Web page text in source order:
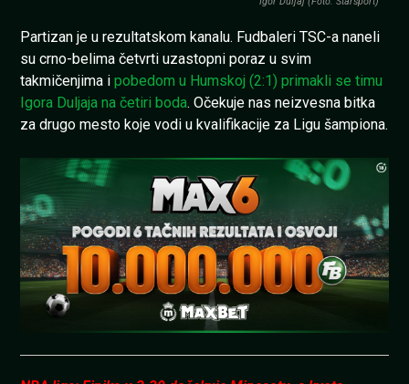
Partizan je u rezultatskom kanalu. Fudbaleri TSC-a naneli
su crno-belima četvrti uzastopni poraz u svim
takmičenjima i pobedom u Humskoj (2:1) primakli se timu
Igora Duljaja na četiri boda. Očekuje nas neizvesna bitka
za drugo mesto koje vodi u kvalifikacije za Ligu šampiona.